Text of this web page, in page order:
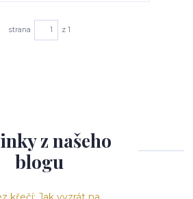
strana z 1
z našeho
blogu